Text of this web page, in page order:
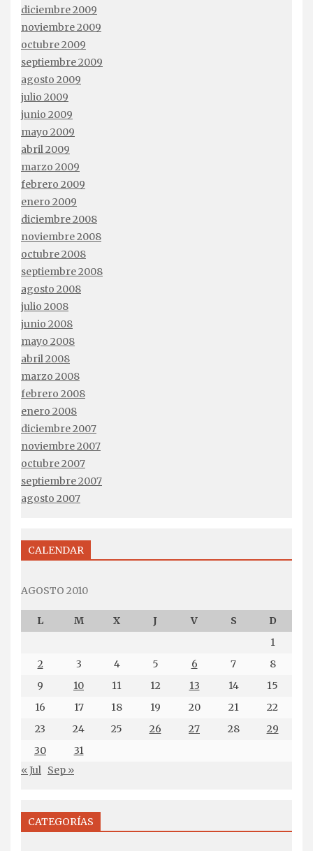
diciembre 2009
noviembre 2009
octubre 2009
septiembre 2009
agosto 2009
julio 2009
junio 2009
mayo 2009
abril 2009
marzo 2009
febrero 2009
enero 2009
diciembre 2008
noviembre 2008
octubre 2008
septiembre 2008
agosto 2008
julio 2008
junio 2008
mayo 2008
abril 2008
marzo 2008
febrero 2008
enero 2008
diciembre 2007
noviembre 2007
octubre 2007
septiembre 2007
agosto 2007
CALENDAR
AGOSTO 2010
L M X J V S
D
1
2
3 4 5 6 7
8
9
10 11 12 13 14
15
16
17 18 19 20 21
22
23
24 25 26 27 28
29
30
31
« Jul Sep »
CATEGORÍAS